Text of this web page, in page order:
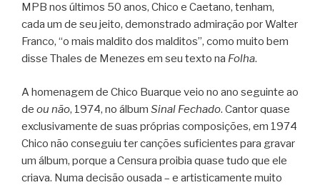
MPB nos últimos 50 anos, Chico e Caetano, tenham,
cada um de seu jeito, demonstrado admiração por Walter
Franco, “o mais maldito dos malditos”, como muito bem
disse Thales de Menezes em seu texto na Folha.
A homenagem de Chico Buarque veio no ano seguinte ao
de ou não, 1974, no álbum Sinal Fechado. Cantor quase
exclusivamente de suas próprias composições, em 1974
Chico não conseguiu ter canções suficientes para gravar
um álbum, porque a Censura proibia quase tudo que ele
criava. Numa decisão ousada – e artisticamente muito